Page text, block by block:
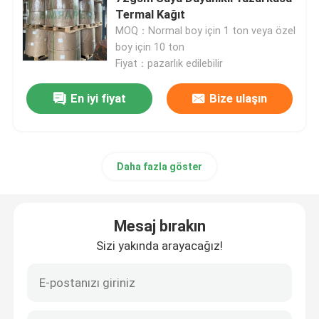
Beyaz Bond Kağıt Rulosu
CAD Plotter kağıdı
Bardak Stok Kağıt Panosu
Kaplamasız Woodfree Kağıt
Termal Kağıt
MOQ：Normal boy için 1 ton veya özel
boy için 10 ton
Fiyat：pazarlık edilebilir
En iyi fiyat Bize ulaşın
Daha fazla göster
Mesaj bırakın
Sizi yakında arayacağız!